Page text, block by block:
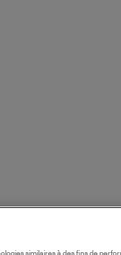
similaires à des fins de